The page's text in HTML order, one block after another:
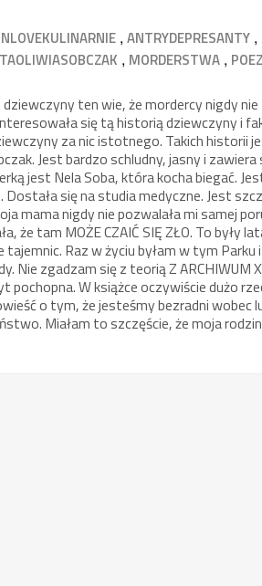
,ANTRYDEPRESANTY ,
, MORDERSTWA ,
ten wie, że mordercy nigdy nie
się tą historią dziewczyny i
za nic istotnego. Takich historii
Jest bardzo schludny, jasny i zawiera
jest Nela Soba, która kocha biegać.
się na studia medyczne. Jest
mama nigdy nie pozwalała mi samej
że tam MOŻE CZAIĆ SIĘ ZŁO. To były
Raz w życiu byłam w tym Parku
Nie zgadzam się z teorią Z ARCHIWUM
pochopna. W książce oczywiście dużo
o tym, że jesteśmy bezradni wobec
Miałam to szczęście, że moja